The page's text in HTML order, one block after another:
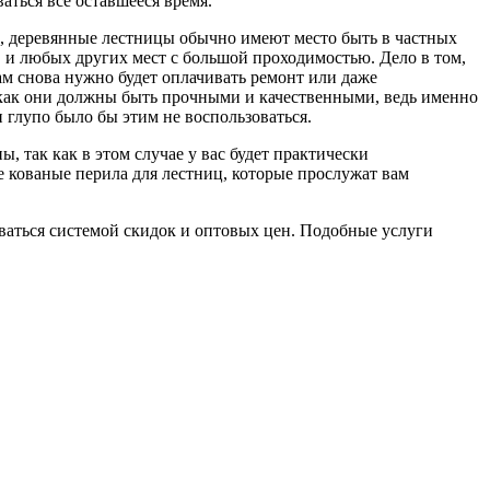
лестницы обычно имеют место быть в частных
и любых других мест с большой проходимостью. Дело в том,
снова нужно будет оплачивать ремонт или даже
они должны быть прочными и качественными, ведь именно
было бы этим не воспользоваться.
так как в этом случае у вас будет практически
перила для лестниц, которые прослужат вам
системой скидок и оптовых цен. Подобные услуги